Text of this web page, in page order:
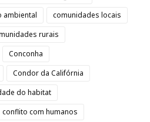
ambiental
comunidades locais
rurais
Conconha
Condor da Califórnia
do habitat
conflito com humanos